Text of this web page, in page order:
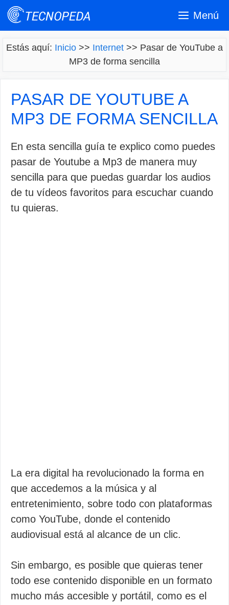
Saltar
Menú
Estás aquí: Inicio >> Internet >> Pasar de YouTube a
MP3 de forma sencilla
PASAR DE YOUTUBE A
MP3 DE FORMA SENCILLA
En esta sencilla guía te explico como puedes
pasar de Youtube a Mp3 de manera muy
sencilla para que puedas guardar los audios
de tu vídeos favoritos para escuchar cuando
tu quieras.
La era digital ha revolucionado la forma en
que accedemos a la música y al
entretenimiento, sobre todo con plataformas
como YouTube, donde el contenido
audiovisual está al alcance de un clic.
Sin embargo, es posible que quieras tener
todo ese contenido disponible en un formato
mucho más accesible y portátil, como es el